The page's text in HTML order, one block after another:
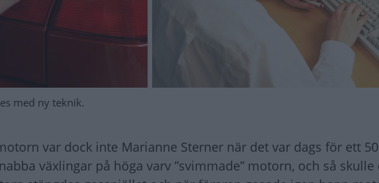
med ny teknik.
var dock inte Marianne Sterner när det var dags för ett
växlingar på höga varv ”svimmade” motorn, och så